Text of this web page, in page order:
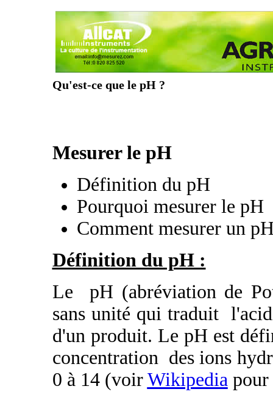
Qu'est-ce que le pH ?
Mesurer le pH
Définition du pH
Pourquoi mesurer le pH
Comment mesurer un
Définition du pH :
Le pH (abréviation de
sans unité qui traduit
d'un produit. Le pH est
concentration des ions
0 à 14 (voir Wikipediapour